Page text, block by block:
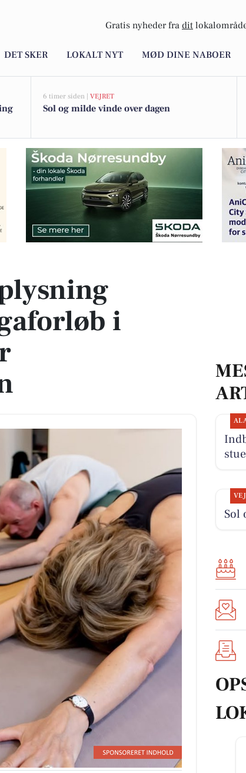
Gratis nyheder fra dit
DET SKER LOKALT NYT MØD DINE NABOER
6 timer siden | VEJRET
Sol og milde vinde over dagen
efter sommerferien
i
Sol